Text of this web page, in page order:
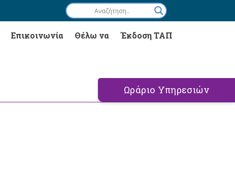
Επικοινωνία Θέλω να Έκδοση ΤΑΠ
Ωράριο Υπηρεσιών